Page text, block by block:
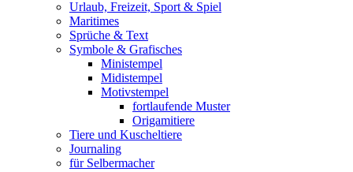
Urlaub, Freizeit, Sport & Spiel
Maritimes
Sprüche & Text
Symbole & Grafisches
Ministempel
Midistempel
Motivstempel
fortlaufende Muster
Origamitiere
Tiere und Kuscheltiere
Journaling
für Selbermacher